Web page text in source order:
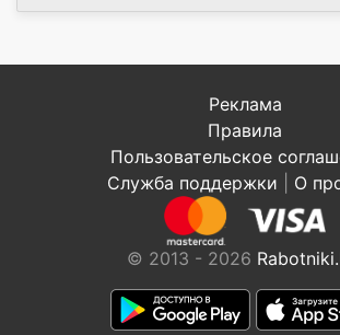
Реклама
Правила
Пользовательское
Служба поддержки
О
© 2013 - 2026